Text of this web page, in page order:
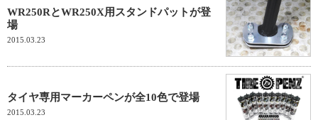
WR250RとWR250X用スタンドパットが登
場
2015.03.23
タイヤ専用マーカーペンが全10色で登場
2015.03.23